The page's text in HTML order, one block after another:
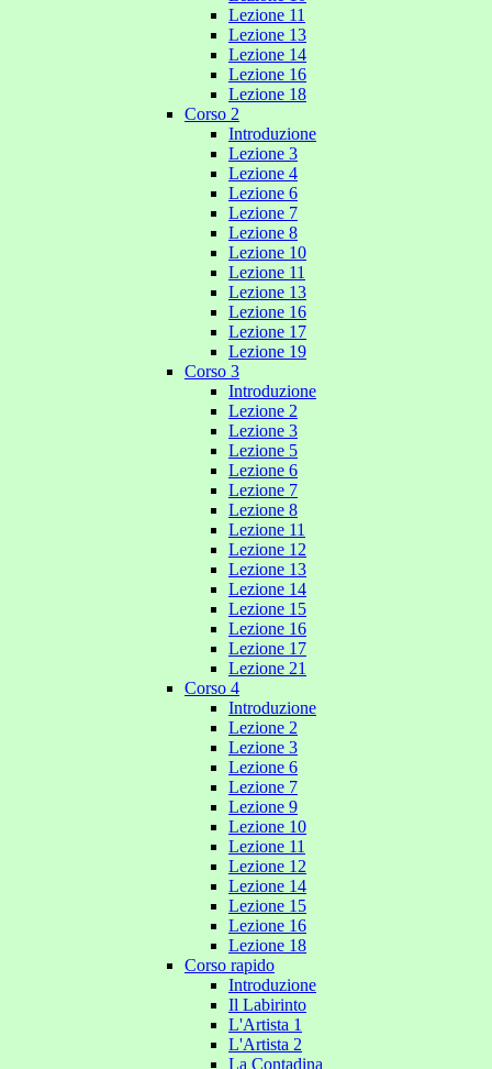
Lezione 11
Lezione 13
Lezione 14
Lezione 16
Lezione 18
Corso 2
Introduzione
Lezione 3
Lezione 4
Lezione 6
Lezione 7
Lezione 8
Lezione 10
Lezione 11
Lezione 13
Lezione 16
Lezione 17
Lezione 19
Corso 3
Introduzione
Lezione 2
Lezione 3
Lezione 5
Lezione 6
Lezione 7
Lezione 8
Lezione 11
Lezione 12
Lezione 13
Lezione 14
Lezione 15
Lezione 16
Lezione 17
Lezione 21
Corso 4
Introduzione
Lezione 2
Lezione 3
Lezione 6
Lezione 7
Lezione 9
Lezione 10
Lezione 11
Lezione 12
Lezione 14
Lezione 15
Lezione 16
Lezione 18
Corso rapido
Introduzione
Il Labirinto
L'Artista 1
L'Artista 2
La Contadina